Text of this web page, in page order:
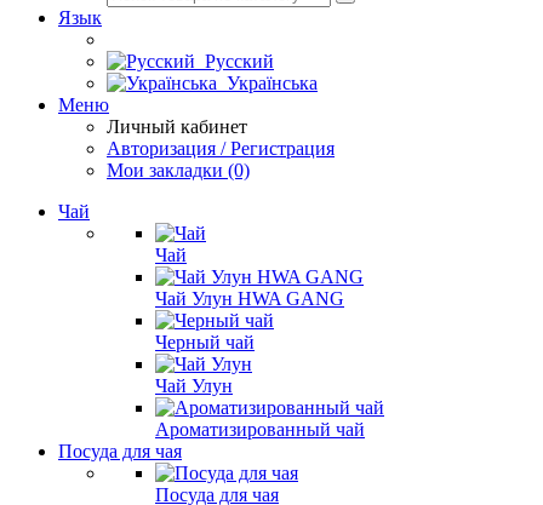
Язык
Русский
Українська
Меню
Личный кабинет
Авторизация / Регистрация
Мои закладки (0)
Чай
Чай
Чай Улун HWA GANG
Черный чай
Чай Улун
Ароматизированный чай
Посуда для чая
Посуда для чая